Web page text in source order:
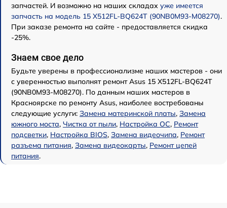
запчастей. И возможно на наших складах уже имеется
запчасть на модель 15 X512FL-BQ624T (90NB0M93-M08270).
При заказе ремонта на сайте - предоставляется скидка
-25%.
Знаем свое дело
Будьте уверены в профессионализме наших мастеров - они
с уверенностью выполнят ремонт Asus 15 X512FL-BQ624T
(90NB0M93-M08270). По данным наших мастеров в
Красноярске по ремонту Asus, наиболее востребованы
следующие услуги: Замена материнской платы, Замена
южного моста, Чистка от пыли, Настройка ОС, Ремонт
подсветки, Настройка BIOS, Замена видеочипа, Ремонт
разъема питания, Замена видеокарты, Ремонт цепей
питания.